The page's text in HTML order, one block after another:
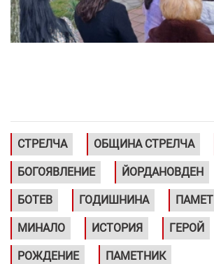
СТРЕЛЧА ОБЩИНА СТРЕЛЧА
БОГОЯВЛЕНИЕ ЙОРДАНОВДЕН
БОТЕВ ГОДИШНИНА ПАМЕТ
МИНАЛО ИСТОРИЯ ГЕРОЙ
РОЖДЕНИЕ ПАМЕТНИК